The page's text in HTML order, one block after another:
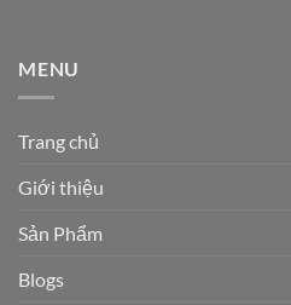
MENU
Trang chủ
Giới thiệu
Sản Phẩm
Blogs